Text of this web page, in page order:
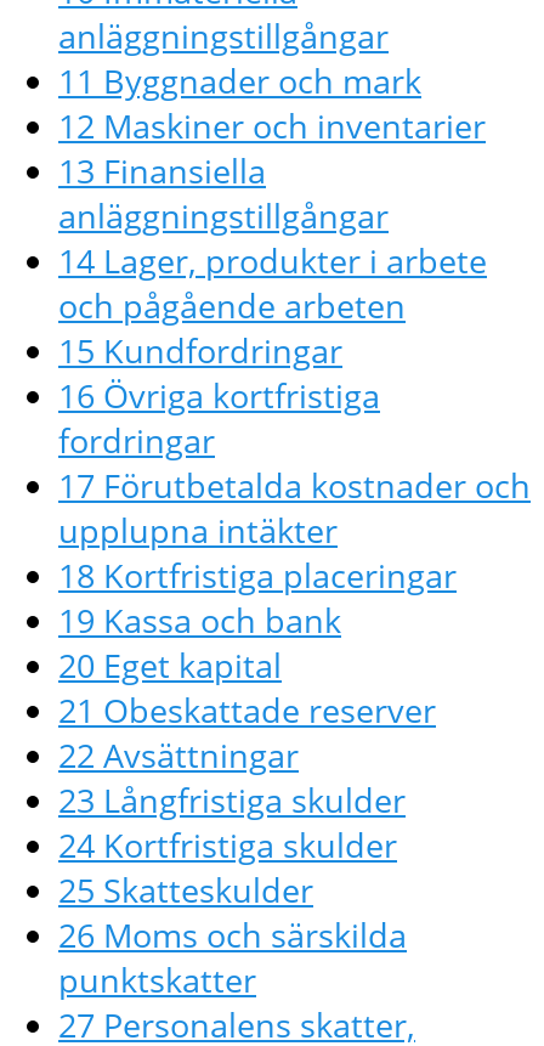
anläggningstillgångar
11 Byggnader och mark
12 Maskiner och inventarier
13 Finansiella
anläggningstillgångar
14 Lager, produkter i arbete
och pågående arbeten
15 Kundfordringar
16 Övriga kortfristiga
fordringar
17 Förutbetalda kostnader och
upplupna intäkter
18 Kortfristiga placeringar
19 Kassa och bank
20 Eget kapital
21 Obeskattade reserver
22 Avsättningar
23 Långfristiga skulder
24 Kortfristiga skulder
25 Skatteskulder
26 Moms och särskilda
punktskatter
27 Personalens skatter,